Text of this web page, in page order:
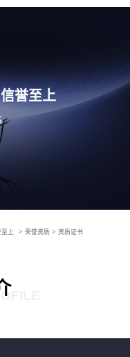
誉至上
上 > 荣誉资质 > 资质证书